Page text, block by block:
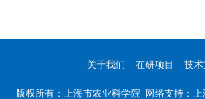
关于我们 在研项目 技
版权所有：上海市农业科学院 网络支持：上